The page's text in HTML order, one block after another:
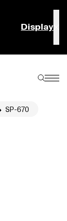
Display
SP-670